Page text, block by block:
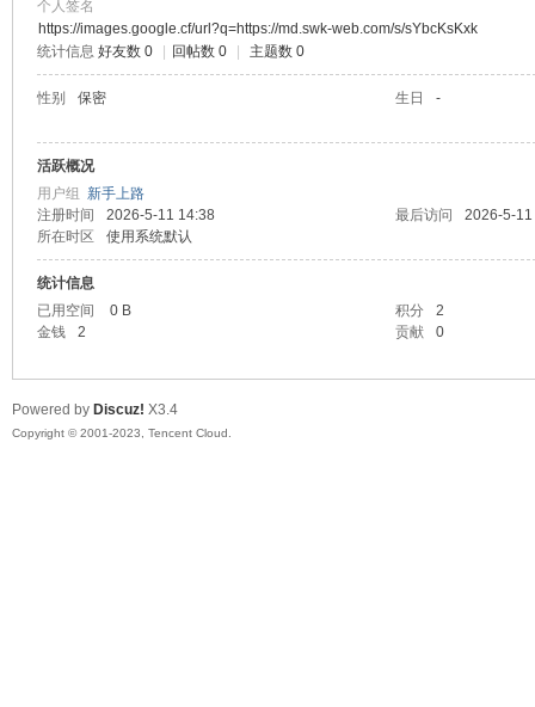
个人签名
https://images.google.cf/url?q=https://md.swk-web.com/s/sYbcKsKxk
统计信息 好友数 0 回帖数 0 主题数 0
性别 保密 生日 -
活跃概况
用户组 新手上路
注册时间
2026-5-11 14:38 最后访问
2026-5-
所在时区
使用系统默认
统计信息
已用空间
0 B 积分
2
金钱
2 贡献 0
Powered by Discuz! X3.4
Copyright © 2001-2023, Tencent Cloud.